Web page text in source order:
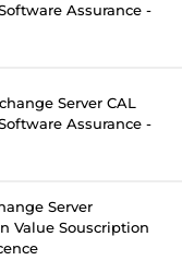
Assurance -
Server CAL
Assurance -
Server
Value Souscription